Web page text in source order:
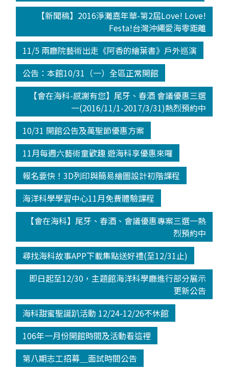
【新聞稿】2016淨灘嘉年華-第2屆Love! Love!
Festa!台灣沖繩愛海零距離
11/5 兩廳院藝術出走《阿香的繪葉書》戶外巡演
公告：本館10/31（一）全區正常開館
【會在海科-感謝有您】尾牙、春酒 會議優惠三選
一(2016/11/1-2017/3/31)熱烈預約中
10/31 開館公告及萬聖節優惠方案
11月每週六藝術童歡趣 遊海科享優惠來囉
報名要快！3D列印與簡易繪圖設計初階課程
海洋科學學習中心11月免費體驗課程
【會在海科】尾牙、春酒、會議優惠專案三選一熱
烈預約中
尋找海科故事APP下載集點送好禮(至12/31止)
即日起至12/30，主題館海洋科學廳進行部分展示
更新公告
海科甜蜜聖誕趴活動 12/24-12/26不休館
106年一月份開館時間及活動看這裡
第八期志工招募＿面試時間公告